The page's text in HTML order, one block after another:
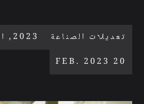
تعديلات الصناعة
2023, الإصدار #1
20 FEB. 2023